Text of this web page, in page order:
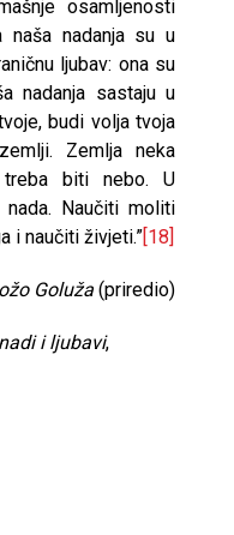
osamljenosti
naša nadanja su u
ljubav: ona su
nadanja sastaju u
budi volja tvoja
Zemlja neka
biti nebo. U
Naučiti moliti
i naučiti živjeti.” [18]
Goluža (priredio)
i ljubavi,